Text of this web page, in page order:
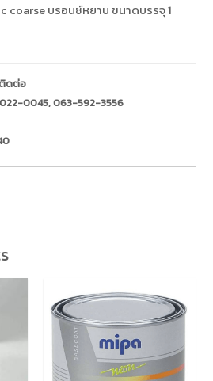
coarse บรอนซ์หยาบ ขนาดบรรจุ 1
ดต่อ
0045,063-592-3556